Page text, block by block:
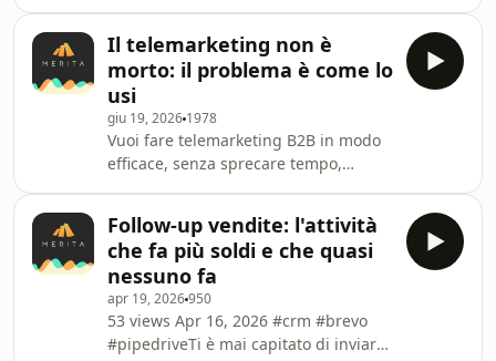
succede quando comunicazioni
confidenziali, scambi tr
imprenditori la vivono come
l’ennesima burocrazia europea: nuovi
obblighi, formazione, policy interne,
consulenti, scadenze e possibili
sanzioni. Ma è davvero solo un peso o
può diventare un’occasione per
mettere ordine nell’uso
dell’intelligenza artifi
Il telemarketing non è
morto: il problema è come lo
usi
giu 19, 2026 1978
Vuoi fare telemarketing B2B in modo
efficace, senza sprecare tempo,
fastidiose, database improvvisati,
fogli Excel ingestibili e risultati poco
chiari. Eppure, se viene fatto con
metodo, può ancora essere uno
strumento utile per aprire
conversazioni, qualificare potenziali
Follow-up vendite: l'attività
che fa più soldi e che quasi
nessuno fa
apr 19, 2026950
53 views Apr 16, 2026 #crm #brevo
#pipedriveTi è mai capitato di inviare